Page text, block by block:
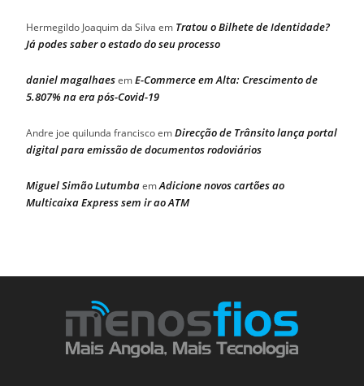
Hermegildo Joaquim da Silva em Tratou o Bilhete de Identidade?
Já podes saber o estado do seu processo
daniel magalhaesemE-Commerce em Alta: Crescimento de
5.807% na era pós-Covid-19
Andre joe quilunda franciscoemDirecção de Trânsito lança portal
digital para emissão de documentos rodoviários
Miguel Simão LutumbaemAdicione novos cartões ao
Multicaixa Express sem ir ao ATM